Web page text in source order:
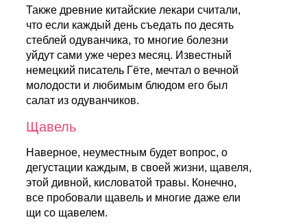
Также древние китайские лекари считали,
что если каждый день съедать по десять
стеблей одуванчика, то многие болезни
уйдут сами уже через месяц. Известный
немецкий писатель Гёте, мечтал о вечной
молодости и любимым блюдом его был
салат из одуванчиков.
Щавель
Наверное, неуместным будет вопрос, о
дегустации каждым, в своей жизни, щавеля,
этой дивной, кисловатой травы. Конечно,
все пробовали щавель и многие даже ели
щи со щавелем.